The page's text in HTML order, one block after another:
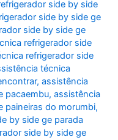
side by side
side by side ge
side by side ge
refrigerador side
refrigerador side
técnica
,assistência
pacaembu,assistência
paineiras do morumbi,
by side ge parada
side by side ge